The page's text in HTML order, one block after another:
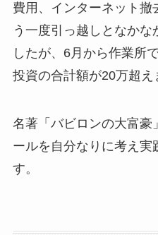
費用、インターネット撤
う一度引っ越しとなか
したが、6月から作業所
投資の合計額が20万超え
名著「バビロンの大富豪
ールを自分なりに考え実
す。